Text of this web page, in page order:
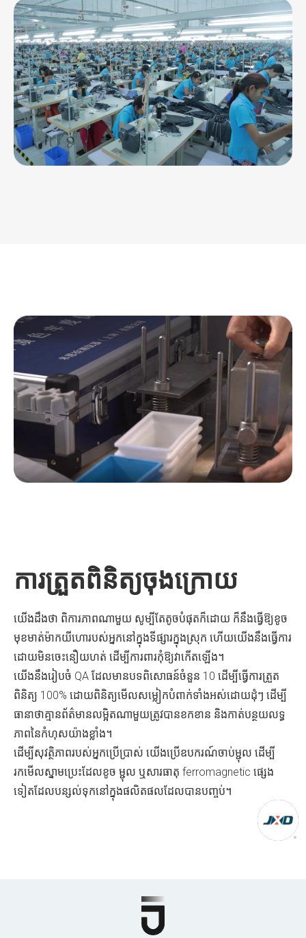
ការត្រួតពិនិត្យចុងក្រោយ
យើងដឹងថា ពិការភាពណាមួយ សូម្បីតែតូចបំផុតក៏ដោយ ក៏នឹងធ្វើឱ្យខូច
មុខមាត់ម៉ាកយីហោរបស់អ្នកនៅក្នុងទីផ្សារក្នុងស្រុក ហើយយើងនឹងធ្វើការ
ដោយមិនចេះនឿយហត់ ដើម្បីការពារកុំឱ្យវាកើតឡើង។
យើងនឹងរៀបចំ QA ដែលមានបទពិសោធន៍ចំនួន 10 ដើម្បីធ្វើការត្រួត
ពិនិត្យ 100% ដោយពិនិត្យមើលសម្លៀកបំពាក់ទាំងអស់ដោយដុំៗ ដើម្បី
ធានាថាគ្មានព័ត៌មានលម្អិតណាមួយត្រូវបានខកខាន និងកាត់បន្ថយលទ្ធ
ភាពនៃកំហុសយ៉ាងខ្លាំង។
ដើម្បីសុវត្ថិភាពរបស់អ្នកប្រើប្រាស់ យើងប្រើឧបករណ៍ចាប់ម្ជុល ដើម្បី
រកមើលស្នាមប្រេះដែលខូច ម្ជុល ឬសារធាតុ ferromagnetic ផ្សេង
ទៀតដែលបន្សល់ទុកនៅក្នុងផលិតផលដែលបានបញ្ចប់។